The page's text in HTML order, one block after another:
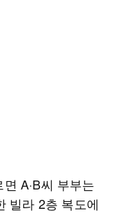
A·B씨 부부는
빌라 2층 복도에